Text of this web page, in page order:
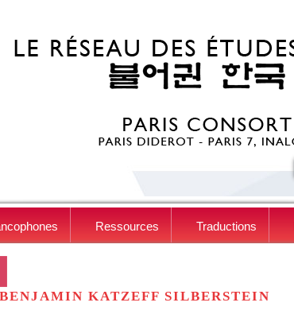
Ressources Traductions
BENJAMIN KATZEFF SILBERSTEIN